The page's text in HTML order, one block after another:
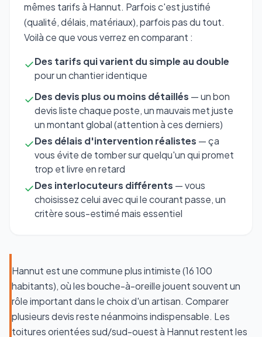
mêmes tarifs à Hannut. Parfois c'est justifié
(qualité, délais, matériaux), parfois pas du tout.
Voilà ce que vous verrez en comparant :
✓Des tarifs qui varient du simple au double
pour un chantier identique
✓Des devis plus ou moins détaillés — un bon
devis liste chaque poste, un mauvais met juste
un montant global (attention à ces derniers)
✓Des délais d'intervention réalistes — ça
vous évite de tomber sur quelqu'un qui promet
trop et livre en retard
✓Des interlocuteurs différents — vous
choisissez celui avec qui le courant passe, un
critère sous-estimé mais essentiel
Hannut est une commune plus intimiste (16 100
habitants), où les bouche-à-oreille jouent souvent un
rôle important dans le choix d'un artisan. Comparer
plusieurs devis reste néanmoins indispensable. Les
toitures orientées sud/sud-ouest à Hannut restent les